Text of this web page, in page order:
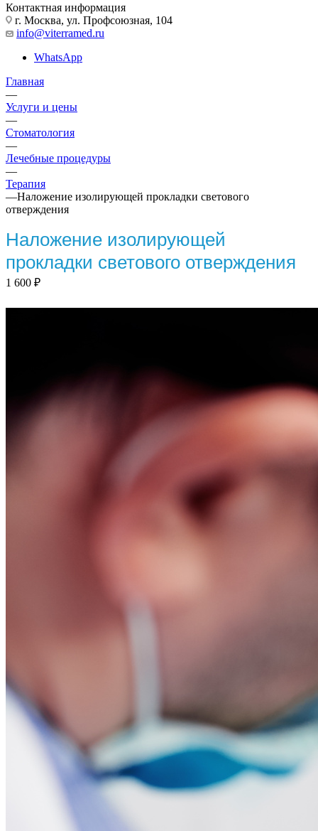
Контактная информация
г. Москва, ул. Профсоюзная, 104
info@viterramed.ru
WhatsApp
Главная
—
Услуги и цены
—
Стоматология
—
Лечебные процедуры
—
Терапия
—Наложение изолирующей прокладки светового
отверждения
Наложение изолирующей
прокладки светового отверждения
1 600 ₽